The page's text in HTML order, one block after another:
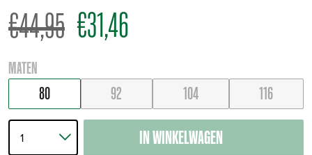
€44,95 €31,46
MATEN
80 92 104 116
IN WINKELWAGEN